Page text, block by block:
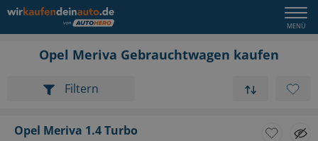
Opel Meriva Gebrauchtwagen kaufen
Filtern
Opel Meriva 1.4 Turbo